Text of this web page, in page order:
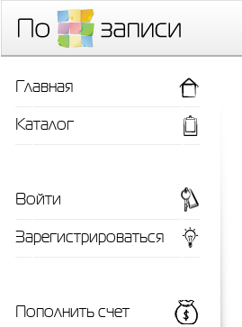
Главная
Каталог
Войти
Зарегистрироваться
Пополнить счет